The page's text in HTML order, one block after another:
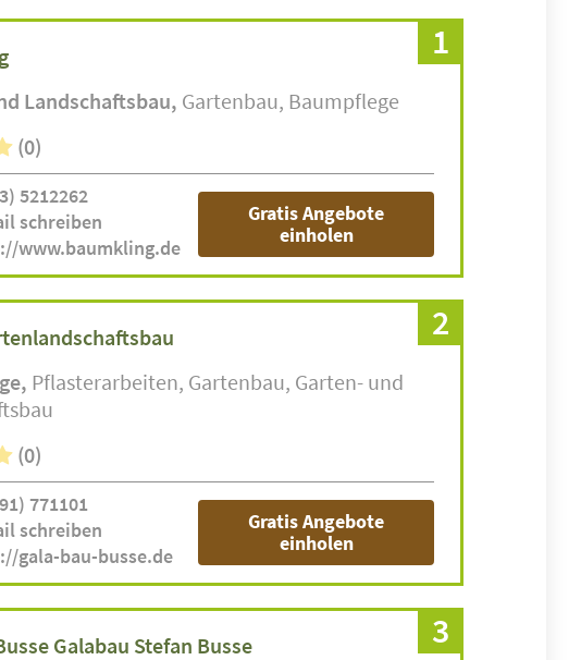
1
Landschaftsbau Gartenbau Baumpflege
(0)
5212262
schreiben
www.baumkling.de
Gratis Angebote
einholen
2
Pflasterarbeiten Gartenbau Garten- und
(0)
771101
schreiben
gala-bau-busse.de
Gratis Angebote
einholen
3
Galabau Stefan Busse